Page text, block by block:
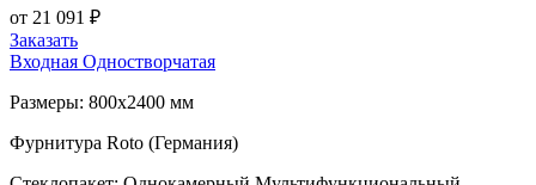
от 21 091 ₽
Заказать
Входная Одностворчатая
Размеры: 800x2400 мм
Фурнитура Roto (Германия)